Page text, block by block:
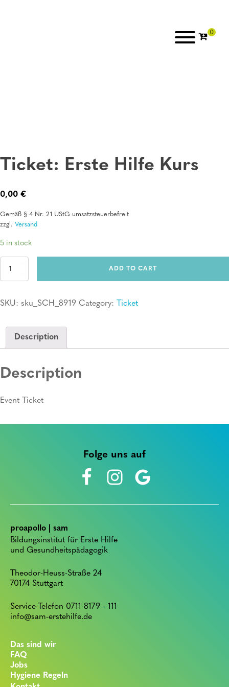
Ticket: Erste Hilfe Kurs
0,00 €
Gemäß § 4 Nr. 21 UStG umsatzsteuerbefreit
zzgl. Versand
5 in stock
Ticket:
quantity
ADD TO CART
SKU: sku_SCH_8919 Category: Ticket
Description
Description
Event Ticket
Folge uns auf
proapollo | sam
Bildungsinstitut für Erste Hilfe
und Gesundheitspädagogik
Theodor-Heuss-Straße 24
70174 Stuttgart
Service-Telefon 0711 8179 - 111
info@sam-erstehilfe.de
Das sind wir
FAQ
Jobs
Hygiene Regeln